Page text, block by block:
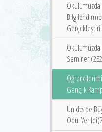
Okulumuzda
Bilgilendirme
Okulumuzda
Gençlik
Ünides‘de
Ödül